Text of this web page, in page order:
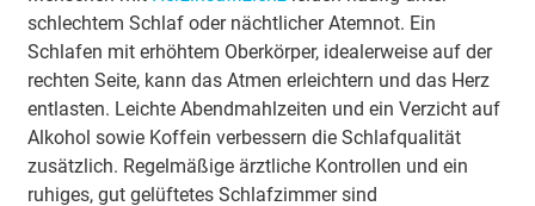
schlechtem Schlaf oder nächtlicher Atemnot. Ein
Schlafen mit erhöhtem Oberkörper, idealerweise auf der
rechten Seite, kann das Atmen erleichtern und das Herz
entlasten. Leichte Abendmahlzeiten und ein Verzicht auf
Alkohol sowie Koffein verbessern die Schlafqualität
zusätzlich. Regelmäßige ärztliche Kontrollen und ein
ruhiges, gut gelüftetes Schlafzimmer sind